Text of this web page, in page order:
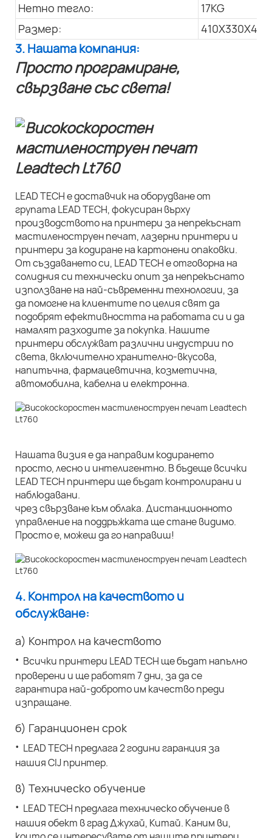
Нетно тегло:
17KG
Размер:
3. Нашата компания:
Просто програмиране,
свързване със света!
LEAD TECH е доставчик на оборудване от
групата LEAD TECH, фокусиран върху
производството на принтери за непрекъснат
мастиленоструен печат, лазерни принтери и
принтери за кодиране на картонени опаковки.
От създаването си, LEAD TECH е отговорна на
солидния си технически опит за непрекъснато
използване на най-съвременни технологии, за
да помогне на клиентите по целия свят да
подобрят ефективността на работата си и да
намалят разходите за покупка. Нашите
принтери обслужват различни индустрии по
света, включително хранително-вкусова,
напитъчна, фармацевтична, козметична,
автомобилна, кабелна и електронна.
Нашата визия е да направим кодирането
просто, лесно и интелигентно. В бъдеще всички
LEAD TECH принтери ще бъдат контролирани и
наблюдавани.
чрез свързване към облака. Дистанционното
управление на поддръжката ще стане видимо.
Просто е, можеш да го направиш!
4. Контрол на качеството и
обслужване:
а) Контрол на качеството
· Всички принтери LEAD TECH ще бъдат напълно
проверени и ще работят 7 дни, за да се
гарантира най-доброто им качество преди
изпращане.
б) Гаранционен срок
· LEAD TECH предлага 2 години гаранция за
нашия CIJ принтер.
в) Техническо обучение
· LEAD TECH предлага техническо обучение в
нашия обект в град Джухай, Китай. Каним ви,